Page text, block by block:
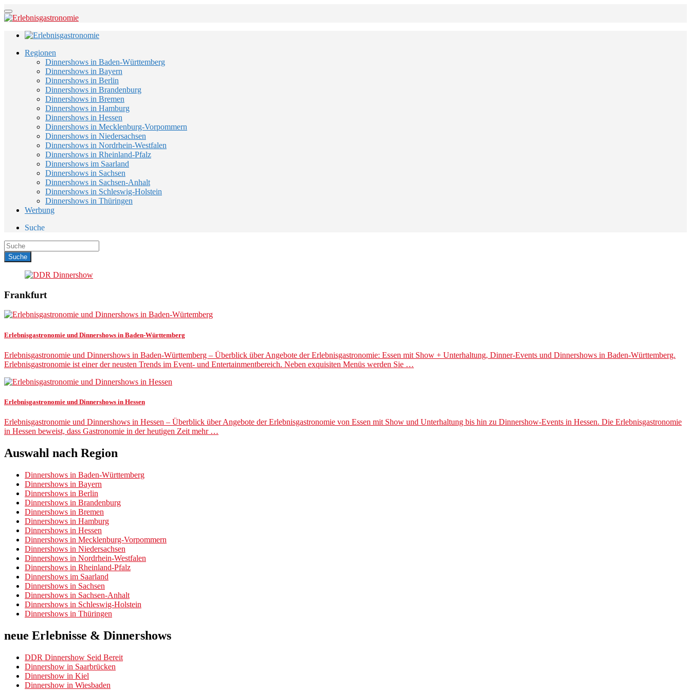
Regionen
Dinnershows in Baden-Württemberg
Dinnershows in Bayern
Dinnershows in Berlin
Dinnershows in Brandenburg
Dinnershows in Bremen
Dinnershows in Hamburg
Dinnershows in Hessen
Dinnershows in Mecklenburg-Vorpommern
Dinnershows in Niedersachsen
Dinnershows in Nordrhein-Westfalen
Dinnershows in Rheinland-Pfalz
Dinnershows im Saarland
Dinnershows in Sachsen
Dinnershows in Sachsen-Anhalt
Dinnershows in Schleswig-Holstein
Dinnershows in Thüringen
Werbung
Suche
Frankfurt
Erlebnisgastronomie und Dinnershows in Baden-Württemberg
Erlebnisgastronomie und Dinnershows in Baden-Württemberg – Überblick über Angebote der Erlebnisgastronomie: Essen mit Show + Unterhaltung, Dinner-Events und Dinnershows in Baden-Württemberg.
Erlebnisgastronomie ist einer der neusten Trends im Event- und Entertainmentbereich. Neben exquisiten Menüs werden Sie …
Erlebnisgastronomie und Dinnershows in Hessen
Erlebnisgastronomie und Dinnershows in Hessen – Überblick über Angebote der Erlebnisgastronomie von Essen mit Show und Unterhaltung bis hin zu Dinnershow-Events in Hessen. Die Erlebnisgastronomie
in Hessen beweist, dass Gastronomie in der heutigen Zeit mehr …
Auswahl nach Region
Dinnershows in Baden-Württemberg
Dinnershows in Bayern
Dinnershows in Berlin
Dinnershows in Brandenburg
Dinnershows in Bremen
Dinnershows in Hamburg
Dinnershows in Hessen
Dinnershows in Mecklenburg-Vorpommern
Dinnershows in Niedersachsen
Dinnershows in Nordrhein-Westfalen
Dinnershows in Rheinland-Pfalz
Dinnershows im Saarland
Dinnershows in Sachsen
Dinnershows in Sachsen-Anhalt
Dinnershows in Schleswig-Holstein
Dinnershows in Thüringen
neue Erlebnisse & Dinnershows
DDR Dinnershow Seid Bereit
Dinnershow in Saarbrücken
Dinnershow in Kiel
Dinnershow in Wiesbaden